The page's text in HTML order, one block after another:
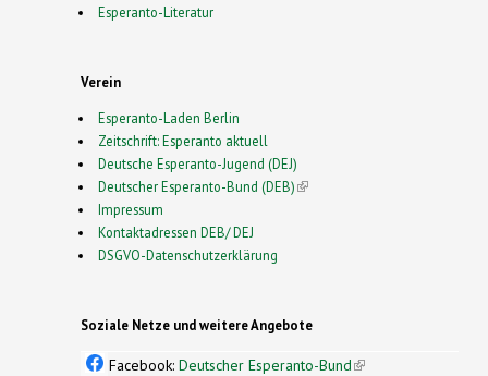
Esperanto-Literatur
Verein
Esperanto-Laden Berlin
Zeitschrift: Esperanto aktuell
Deutsche Esperanto-Jugend (DEJ)
Deutscher Esperanto-Bund (DEB)(link is external)
Impressum
Kontaktadressen DEB/ DEJ
DSGVO-Datenschutzerklärung
Soziale Netze und weitere Angebote
Facebook: Deutscher Esperanto-Bund(link is